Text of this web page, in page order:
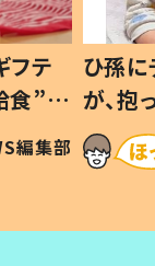
じ
応に
仕方な
編集部